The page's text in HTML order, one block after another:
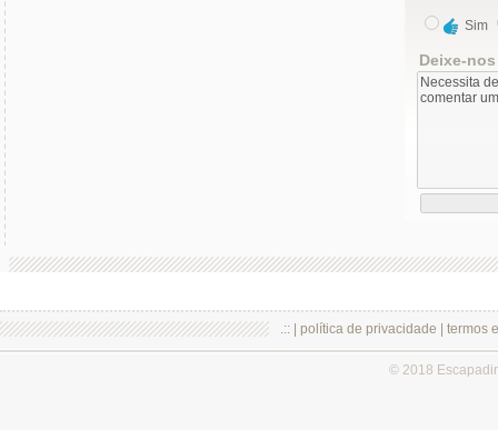
Sim
Deixe-
.:: | política de privacidade termos
© 2018